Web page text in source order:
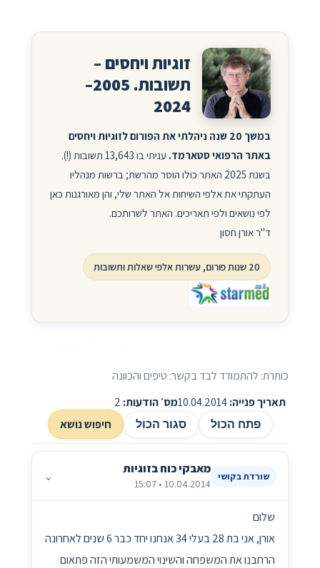
זוגיות ויחסים –
תשובות. 2005–
2024
במשך 20 שנה ניהלתי את הפורום לזוגיות ויחסים
באתר הרפואי סטארמד.
עניתי בו 13,643 תשובות (!).
בשנת 2025 האתר כולו הוסר מהרשת; ברשות מנהליו
העתקתי את אלפי השיחות אל האתר שלי, והן מאורגנות כאן
לפי נושאים ולפי תאריכים. האתר לשרותכם.
ד"ר אורן חסון
20 שנות פורום, עשרות אלפי שאלות ותשובות
כותרת: להתמודד לבד בקשר: טיפים והכוונה
תאריך פנייה:
מס׳ הודעות:
פתח הכול סגור הכול חיפוש נושא
שורדת בקושי מאבקי כוח בזוגיות
10.04.2014 • 15:07
⌄
שלום
אורן, אני בת 28 בעלי 34 אנחנו יחד כבר 6 שנים לאחרונה
הרחבנו את המשפחה והשינוי המשמעותי הזה פתאום